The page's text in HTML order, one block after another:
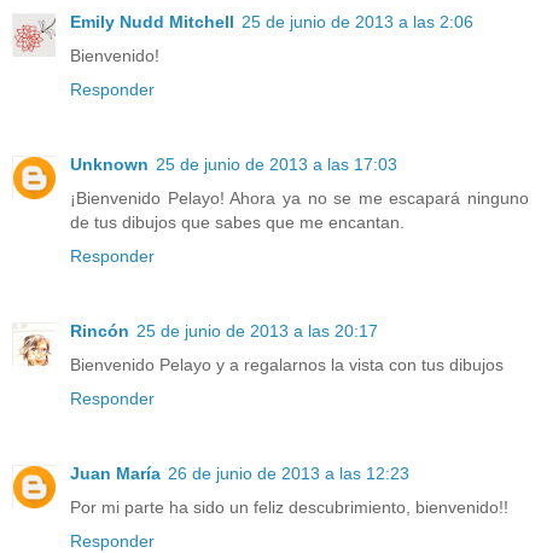
Emily Nudd Mitchell 25 de junio de 2013 a las 2:06
Bienvenido!
Responder
Unknown 25 de junio de 2013 a las 17:03
¡Bienvenido Pelayo! Ahora ya no se me escapará ninguno
de tus dibujos que sabes que me encantan.
Responder
Rincón 25 de junio de 2013 a las 20:17
Bienvenido Pelayo y a regalarnos la vista con tus dibujos
Responder
Juan María 26 de junio de 2013 a las 12:23
Por mi parte ha sido un feliz descubrimiento, bienvenido!!
Responder